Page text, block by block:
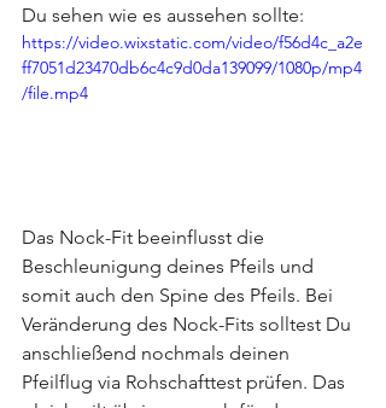
Du sehen wie es aussehen sollte:
https://video.wixstatic.com/video/f56d4c_a2e
ff7051d23470db6c4c9d0da139099/1080p/mp4
/file.mp4
Das Nock-Fit beeinflusst die
Beschleunigung deines Pfeils und
somit auch den Spine des Pfeils. Bei
Veränderung des Nock-Fits solltest Du
anschließend nochmals deinen
Pfeilflug via Rohschafttest prüfen. Das